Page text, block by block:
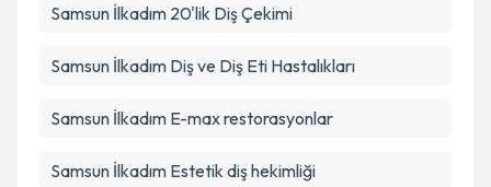
Samsun İlkadım 20'lik Diş Çekimi
Samsun İlkadım Diş ve Diş Eti Hastalıkları
Samsun İlkadım E-max restorasyonlar
Samsun İlkadım Estetik diş hekimliği